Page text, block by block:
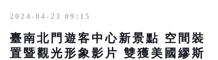
2024-04-23 09:15
臺南北門遊客中心新景點 空間裝
置暨觀光形象影片 雙獲美國繆斯